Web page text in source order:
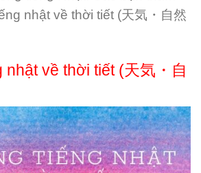
nhật về thời tiết (天気・自然
về thời tiết (天気・自